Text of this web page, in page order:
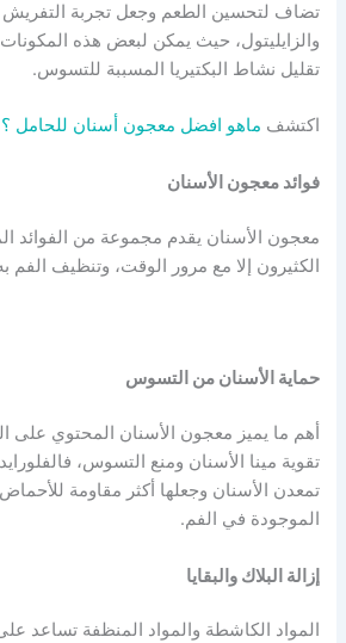
تضاف لتحسين الطعم وجعل تجربة التفريش
والزايليتول، حيث يمكن لبعض هذه
تقليل نشاط البكتيريا المسببة للتسوس.
اكتشف ماهو افضل معجون أسنان للحامل ؟
فوائد معجون الأسنان
معجون الأسنان يقدم مجموعة من الفوائد
الكثيرون إلا مع مرور الوقت، وتنظيف الفم
حماية الأسنان من التسوس
أهم ما يميز معجون الأسنان المحتوي على
تقوية مينا الأسنان ومنع التسوس،
تمعدن الأسنان وجعلها أكثر مقاومة للأحماض
الموجودة في الفم.
إزالة البلاك والبقايا
المواد الكاشطة والمواد المنظفة تساعد على